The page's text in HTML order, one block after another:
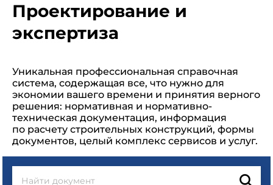
Проектирование и
экспертиза
Уникальная профессиональная справочная
система, содержащая все, что нужно для
экономии вашего времени и принятия верного
решения: нормативная и нормативно-
техническая документация, информация
по расчету строительных конструкций, формы
документов, целый комплекс сервисов и услуг.